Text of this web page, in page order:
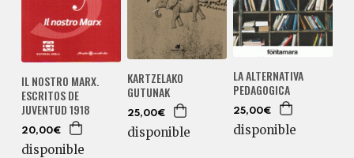
IL NOSTRO MARX.
ESCRITOS DE
JUVENTUD 1918
20,00€
disponible
KARTZELAKO
GUTUNAK
25,00€
disponible
LA ALTERNATIVA
PEDAGOGICA
25,00€
disponible